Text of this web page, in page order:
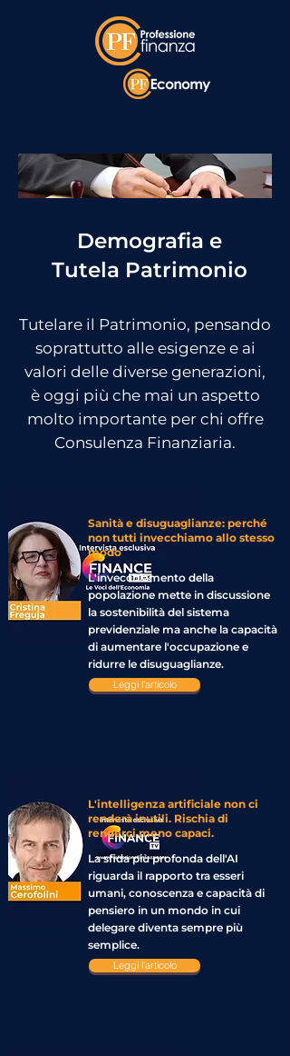
Demografia e
Tutela Patrimonio
Tutelare il Patrimonio, pensando
soprattutto alle esigenze e ai
valori delle diverse generazioni,
è oggi più che mai un aspetto
molto importante per chi offre
Consulenza Finanziaria.
Sanità e disuguaglianze: perché
non tutti invecchiamo allo stesso
modo
L'invecchiamento della
popolazione mette in discussione
la sostenibilità del sistema
previdenziale ma anche la capacità
di aumentare l'occupazione e
ridurre le disuguaglianze.
Leggi l'articolo
L'intelligenza artificiale non ci
renderà inutili. Rischia di
renderci meno capaci.
La sfida più profonda dell'AI
riguarda il rapporto tra esseri
umani, conoscenza e capacità di
pensiero in un mondo in cui
delegare diventa sempre più
semplice.
Leggi l'articolo